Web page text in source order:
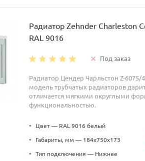
Радиатор Zehnder Charleston
RAL 9016
Под заказ
Радиатор Цендер Чарльстон Z-6075/4
модель трубчатых радиаторов
отличается мягкими округлыми
функциональностью.
• Цвет — RAL 9016 белый
• Габариты, мм — 184x750x173
• Тип подключения — Нижнее